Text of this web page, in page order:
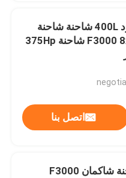
خزان الوقود 400L شاحنة شاحنة
شاكمان F3000 8x4 شاحنة 375Hp
اتصل بنا
شاحنة شاحنة شاكمان F3000